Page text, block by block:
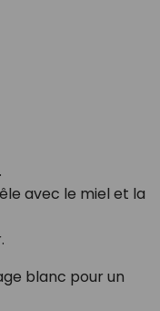
avec le miel et la
blanc pour un